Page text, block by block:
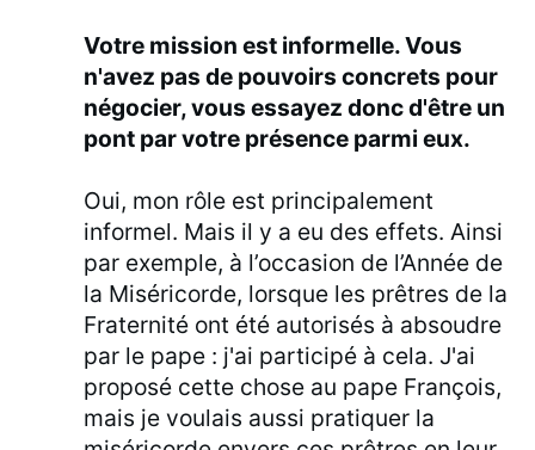
Votre mission est informelle. Vous
n'avez pas de pouvoirs concrets pour
négocier, vous essayez donc d'être un
pont par votre présence parmi eux.
Oui, mon rôle est principalement
informel. Mais il y a eu des effets. Ainsi
par exemple, à l’occasion de l’Année de
la Miséricorde, lorsque les prêtres de la
Fraternité ont été autorisés à absoudre
par le pape : j'ai participé à cela. J'ai
proposé cette chose au pape François,
mais je voulais aussi pratiquer la